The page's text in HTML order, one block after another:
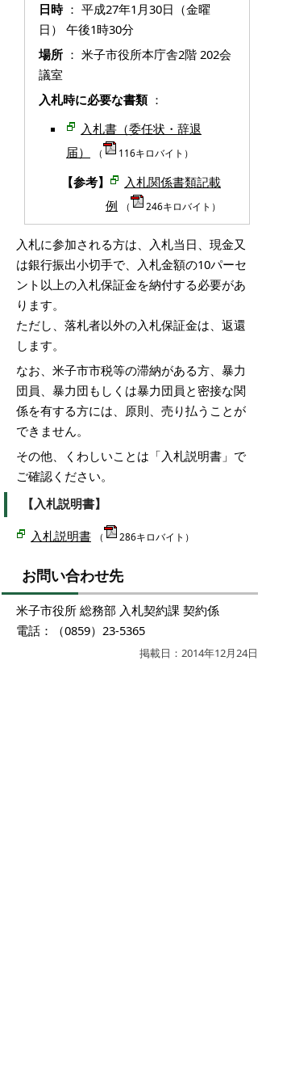
日時 ： 平成27年1月30日（金曜
日） 午後1時30分
場所 ： 米子市役所本庁舎2階 202会
議室
入札時に必要な書類 ：
入札書（委任状・辞退
届）
（ 116キロバイト）
【参考】
入札関係書類記載
例
（ 246キロバイト）
入札に参加される方は、入札当日、現金又
は銀行振出小切手で、入札金額の10パーセ
ント以上の入札保証金を納付する必要があ
ります。
ただし、落札者以外の入札保証金は、返還
します。
なお、米子市市税等の滞納がある方、暴力
団員、暴力団もしくは暴力団員と密接な関
係を有する方には、原則、売り払うことが
できません。
その他、くわしいことは「入札説明書」で
ご確認ください。
【入札説明書】
入札説明書
（ 286キロバイト）
お問い合わせ先
米子市役所 総務部 入札契約課 契約係
電話：（0859）23-5365
掲載日：2014年12月24日